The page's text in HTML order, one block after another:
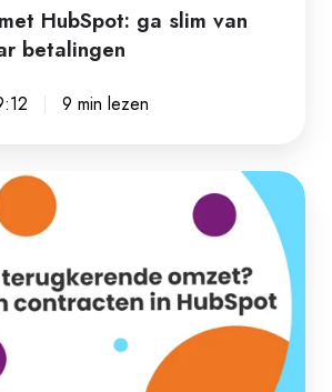
HubSpot: ga slim van
betalingen
9 min lezen